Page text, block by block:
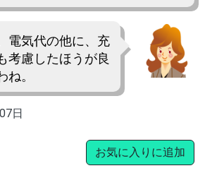
電気代の他に、充
考慮したほうが良
。
日
お気に入りに追加